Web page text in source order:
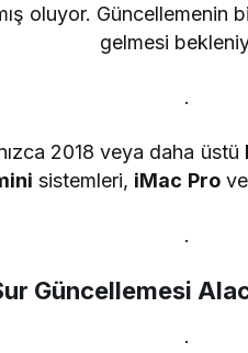
oluyor.
gelmesi
.
2018 veya daha üstü
sistemleri, iMac Pro
.
Güncellemesi
.